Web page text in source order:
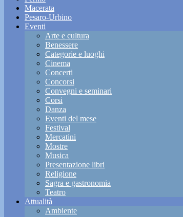
Macerata
Pesaro-Urbino
Eventi
Arte e cultura
Benessere
Categorie e luoghi
Cinema
Concerti
Concorsi
Convegni e seminari
Corsi
Danza
Eventi del mese
Festival
Mercatini
Mostre
Musica
Presentazione libri
Religione
Sagra e gastronomia
Teatro
Attualità
Ambiente